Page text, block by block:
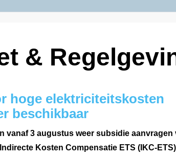
&
hoge elektriciteitskosten
beschikbaar
vanaf 3 augustus weer subsidie aanvragen
Kosten Compensatie ETS (IKC-